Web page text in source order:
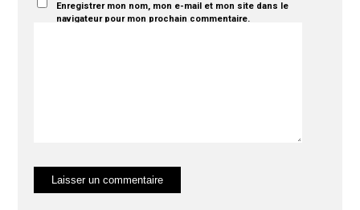
Enregistrer mon nom, mon e-mail et mon site dans le
navigateur pour mon prochain commentaire.